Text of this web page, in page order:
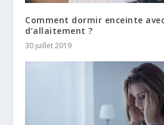
Comment dormir enceinte
d’allaitement ?
30 juillet 2019